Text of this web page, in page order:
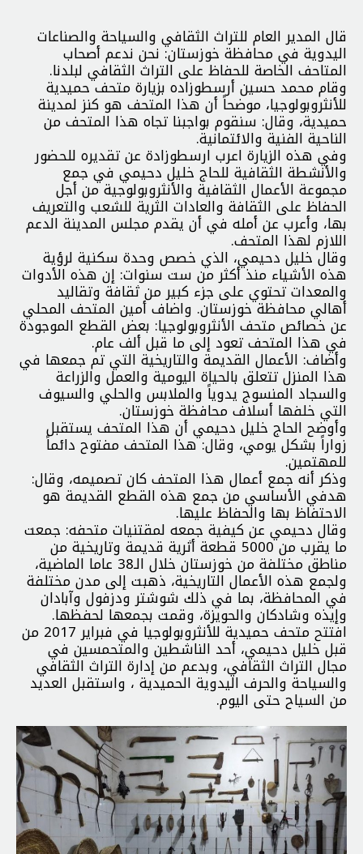
قال المدير العام للتراث الثقافي والسياحة والصناعات
اليدوية في محافظة خوزستان: نحن ندعم أصحاب
المتاحف الخاصة للحفاظ على التراث الثقافي لبلدنا.
وقام محمد حسين أرسطوزاده بزيارة متحف حميدية
للأنثروبولوجيا، موضحاً أن هذا المتحف هو كنز لمدينة
حميدية، وقال: سنقوم بواجبنا تجاه هذا المتحف من
الناحية الفنية والائتمانية.
وفي هذه الزيارة اعرب ارسطوزادة عن تقديره للحضور
والأنشطة الثقافية للحاج خليل دحيمي في جمع
مجموعة الأعمال الثقافية والأنثروبولوجية من أجل
الحفاظ على الثقافة والعادات الثرية للشعب والتعريف
بها، وأعرب عن أمله في أن يقدم مجلس المدينة الدعم
اللازم لهذا المتحف.
وقال خليل دحيمي، الذي خصص وحدة سكنية لرؤية
هذه الأشياء منذ أكثر من ست سنوات: إن هذه الأدوات
والمعدات تحتوي على جزء كبير من ثقافة وتقاليد
أهالي محافظة خوزستان. واضاف أمين المتحف المحلي
عن خصائص متحف الأنثروبولوجيا: بعض القطع الموجودة
في هذا المتحف تعود إلى ما قبل ألف عام.
وأضاف: الأعمال القديمة والتاريخية التي تم جمعها في
هذا المنزل تتعلق بالحياة اليومية والعمل والزراعة
والسجاد المنسوج يدوياً والملابس والحلي والسيوف
التي خلفها أسلاف محافظة خوزستان.
وأوضح الحاج خليل دحيمي أن هذا المتحف يستقبل
زواراً بشكل يومي، وقال: هذا المتحف مفتوح دائماً
للمهتمين.
وذكر أنه جمع أعمال هذا المتحف كان تصميمه، وقال:
هدفي الأساسي من جمع هذه القطع القديمة هو
الاحتفاظ بها والحفاظ عليها.
وقال دحيمي عن كيفية جمعه لمقتنيات متحفه: جمعت
ما يقرب من 5000 قطعة أثرية قديمة وتاريخية من
مناطق مختلفة من خوزستان خلال الـ38 عاما الماضية،
ولجمع هذه الأعمال التاريخية، ذهبت إلى مدن مختلفة
في المحافظة، بما في ذلك شوشتر ودزفول وآبادان
وإيذه وشادكان والحويزة، وقمت بجمعها لحفظها.
افتتح متحف حميدية للأنثروبولوجيا في فبراير 2017 من
قبل خليل دحيمي، أحد الناشطين والمتحمسين في
مجال التراث الثقافي، وبدعم من إدارة التراث الثقافي
والسياحة والحرف اليدوية الحميدية ، واستقبل العديد
من السياح حتى اليوم.